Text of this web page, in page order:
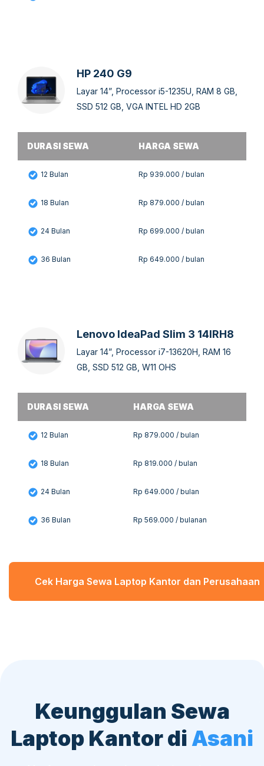
HP 240 G9
Layar 14”, Processor i5-1235U, RAM 8 GB,
SSD 512 GB, VGA INTEL HD 2GB
DURASI SEWA HARGA SEWA
12 Bulan Rp 939.000 / bulan
18 Bulan Rp 879.000 / bulan
24 Bulan Rp 699.000 / bulan
36 Bulan Rp 649.000 / bulan
Lenovo IdeaPad Slim 3 14IRH8
Layar 14”, Processor i7-13620H, RAM 16
GB, SSD 512 GB, W11 OHS
DURASI SEWA HARGA SEWA
12 Bulan Rp 879.000 / bulan
18 Bulan Rp 819.000 / bulan
24 Bulan Rp 649.000 / bulan
36 Bulan Rp 569.000 / bulanan
Cek Harga Sewa Laptop Kantor dan Perusahaan
Keunggulan Sewa
Laptop Kantor diAsani